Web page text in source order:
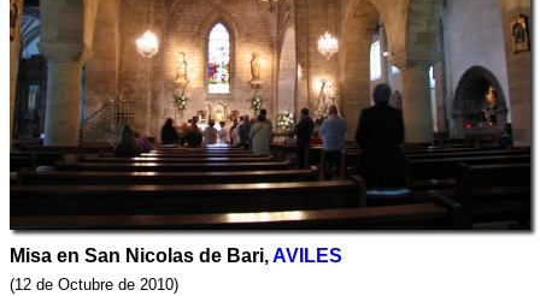
Misa en San Nicolas de Bari,AVILES
(12 de Octubre de 2010)